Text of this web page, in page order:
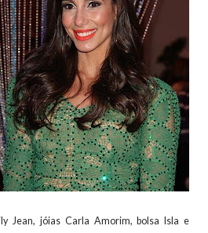
Jean, jóias Carla Amorim, bolsa Isla e